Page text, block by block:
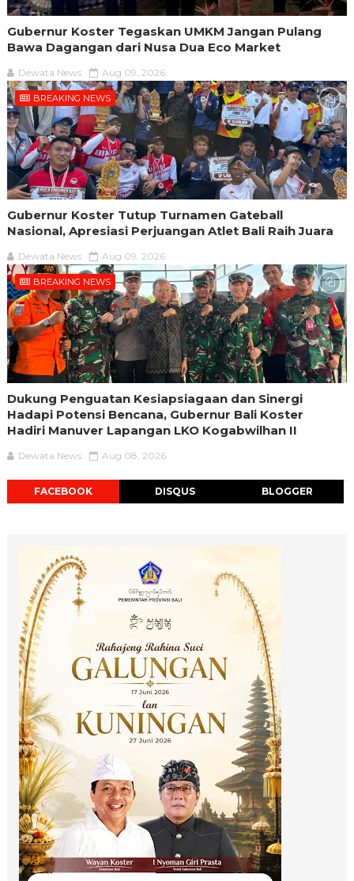
Gubernur Koster Tegaskan UMKM Jangan Pulang
Bawa Dagangan dari Nusa Dua Eco Market
Dewata News Aug 09, 2026
BREAKING NEWS
Gubernur Koster Tutup Turnamen Gateball
Nasional, Apresiasi Perjuangan Atlet Bali Raih Juara
Dewata News Aug 09, 2026
BREAKING NEWS
Dukung Penguatan Kesiapsiagaan dan Sinergi
Hadapi Potensi Bencana, Gubernur Bali Koster
Hadiri Manuver Lapangan LKO Kogabwilhan II
Dewata News Aug 08, 2026
FACEBOOK DISQUS BLOGGER